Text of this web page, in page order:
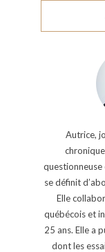
Autrice,
questionneuse
se définit
Elle
québécois et
25 ans. Elle a
dont les